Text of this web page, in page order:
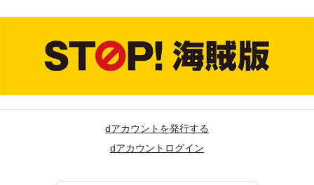
dアカウントを発行する
dアカウントログイン